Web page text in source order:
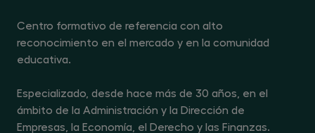
Centro formativo de referencia con alto
reconocimiento en el mercado y en la comunidad
educativa.
Especializado, desde hace más de 30 años, en el
ámbito de la Administración y la Dirección de
Empresas, la Economía, el Derecho y las Finanzas.